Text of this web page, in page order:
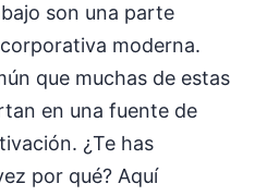
son una parte
moderna.
que muchas de estas
en una fuente de
¿Te has
por qué? Aquí